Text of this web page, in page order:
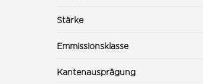
Stärke
Emmissionsklasse
Kantenausprägung